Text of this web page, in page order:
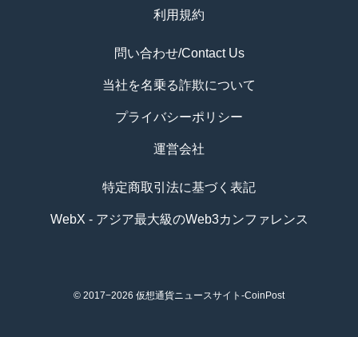
利用規約
問い合わせ/Contact Us
当社を名乗る詐欺について
プライバシーポリシー
運営会社
特定商取引法に基づく表記
WebX - アジア最大級のWeb3カンファレンス
© 2017−2026 仮想通貨ニュースサイト-CoinPost